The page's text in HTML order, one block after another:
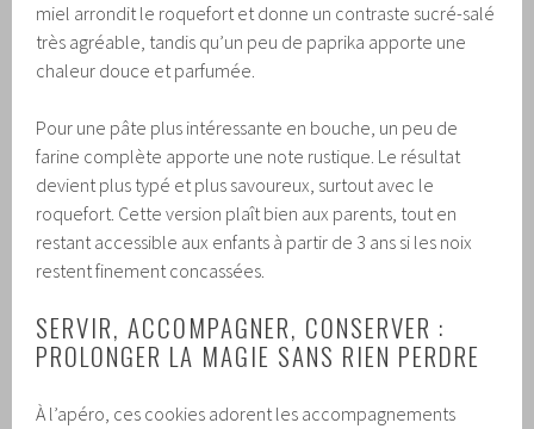
miel arrondit le roquefort et donne un contraste sucré-salé
très agréable, tandis qu’un peu de paprika apporte une
chaleur douce et parfumée.
Pour une pâte plus intéressante en bouche, un peu de
farine complète apporte une note rustique. Le résultat
devient plus typé et plus savoureux, surtout avec le
roquefort. Cette version plaît bien aux parents, tout en
restant accessible aux enfants à partir de 3 ans si les noix
restent finement concassées.
SERVIR, ACCOMPAGNER, CONSERVER :
PROLONGER LA MAGIE SANS RIEN PERDRE
À l’apéro, ces cookies adorent les accompagnements